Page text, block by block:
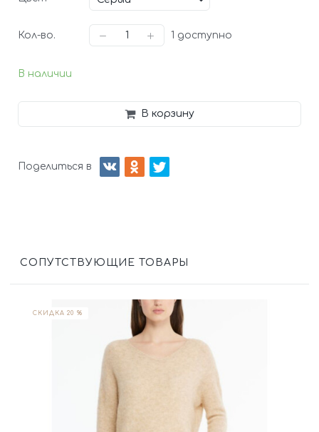
В наличии
Кол-во. 1 доступно
В корзину
Поделиться в
СОПУТСТВУЮЩИЕ ТОВАРЫ
СКИДКА 20 %